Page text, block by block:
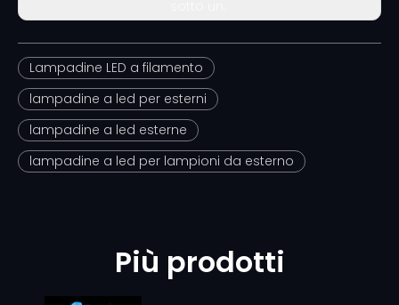
Lampadine LED a filamento
lampadine a led per esterni
lampadine a led esterne
lampadine a led per lampioni da esterno
Più prodotti